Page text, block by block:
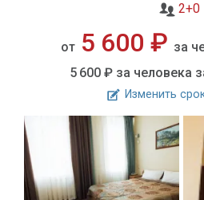
2+0
от 5 600 ₽ за
5 600 ₽ за человека
Изменить